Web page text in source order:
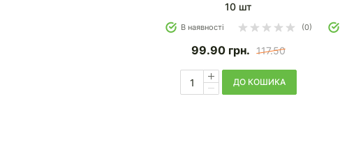
10 шт
В наявності (0)
99.90 грн. 117.50
ДО КОШИКА